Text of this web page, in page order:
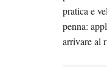
pratica e
penna:
arrivare al